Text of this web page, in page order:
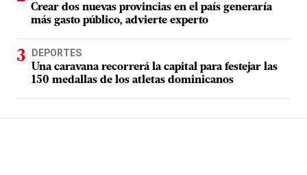
Crear dos nuevas provincias en el país generaría
más gasto público, advierte experto
DEPORTES
Una caravana recorrerá la capital para festejar las
150 medallas de los atletas dominicanos